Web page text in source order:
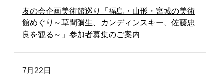
友の会企画美術館巡り「福島・山形・宮城の美術
館めぐり～草間彌生、カンディンスキー、佐藤忠
良を観る～」参加者募集のご案内
7月22日